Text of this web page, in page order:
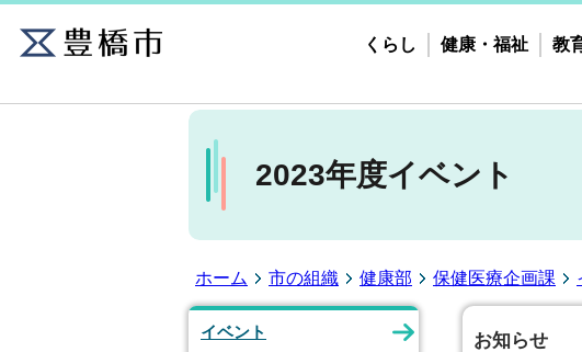
くらし 健康・福祉 教
2023年度イベント
ホーム 市の組織 健康部 保健医療企画課
イベント お知らせ